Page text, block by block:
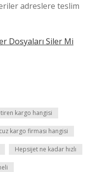
adreslere teslim
Dosyaları Siler Mi
kargo hangisi
kargo firması hangisi
Hepsijet ne kadar hızlı